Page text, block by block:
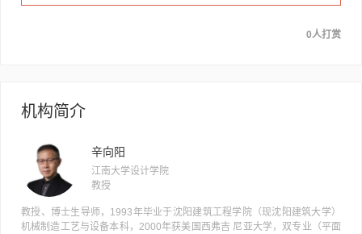
0人打赏
机构简介
辛向阳
江南大学设计学院
教授
教授、博士生导师，1993年毕业于沈阳建筑工程学院（现沈阳建筑大学）
机械制造工艺与设备本科，2000年获美国西弗吉 尼亚大学，双专业（平面